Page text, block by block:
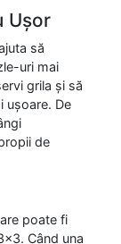
Ușor
să
uri mai
grila și să
ușoare. De
de
poate fi
Când una